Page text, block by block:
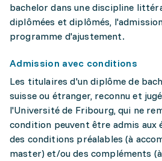
bachelor dans une discipline
diplômées et diplômés,
programme d'ajustement.
Admission avec conditions
Les titulaires d'un diplôme de
suisse ou étranger, reconnu et
l'Université de Fribourg, qui ne
condition peuvent être admis aux
des conditions préalables (à
master) et/ou des compléments